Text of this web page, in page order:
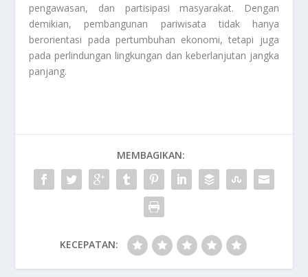
pengawasan, dan partisipasi masyarakat. Dengan
demikian, pembangunan pariwisata tidak hanya
berorientasi pada pertumbuhan ekonomi, tetapi juga
pada perlindungan lingkungan dan keberlanjutan jangka
panjang.
MEMBAGIKAN:
KECEPATAN: